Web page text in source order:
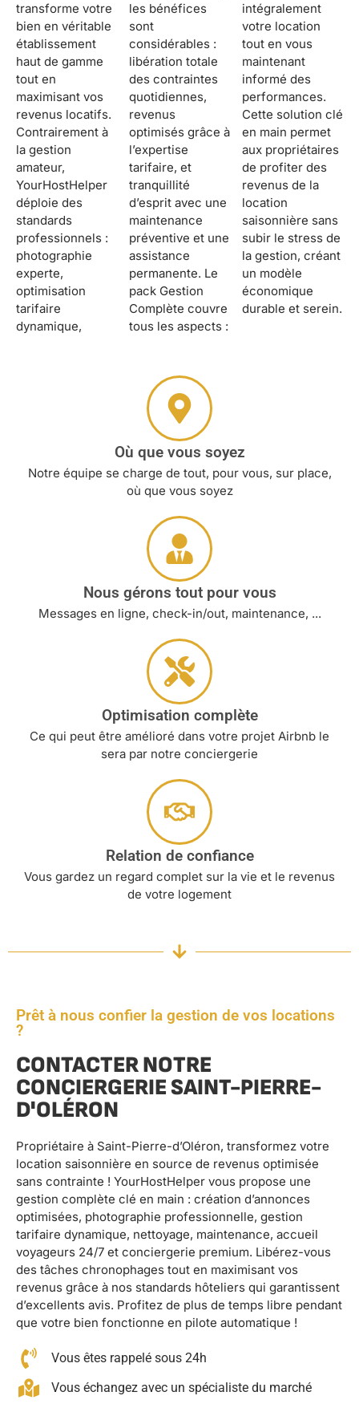
transforme votre
bien en véritable
établissement
haut de gamme
tout en
maximisant vos
revenus locatifs.
Contrairement à
la gestion
amateur,
YourHostHelper
déploie des
standards
professionnels :
photographie
experte,
optimisation
tarifaire
dynamique,
les bénéfices
sont
considérables :
libération totale
des contraintes
quotidiennes,
revenus
optimisés grâce à
l’expertise
tarifaire, et
tranquillité
d’esprit avec une
maintenance
préventive et une
assistance
permanente. Le
pack Gestion
Complète couvre
tous les aspects :
intégralement
votre location
tout en vous
maintenant
informé des
performances.
Cette solution clé
en main permet
aux propriétaires
de profiter des
revenus de la
location
saisonnière sans
subir le stress de
la gestion, créant
un modèle
économique
durable et serein.
Où que vous soyez
Notre équipe se charge de tout, pour vous, sur place,
où que vous soyez
Nous gérons tout pour vous
Messages en ligne, check-in/out, maintenance, ...
Optimisation complète
Ce qui peut être amélioré dans votre projet Airbnb le
sera par notre conciergerie
Relation de confiance
Vous gardez un regard complet sur la vie et le revenus
de votre logement
Prêt à nous confier la gestion de vos locations
?
CONTACTER NOTRE
CONCIERGERIE SAINT-PIERRE-
D'OLÉRON
Propriétaire à Saint-Pierre-d’Oléron, transformez votre
location saisonnière en source de revenus optimisée
sans contrainte ! YourHostHelper vous propose une
gestion complète clé en main : création d’annonces
optimisées, photographie professionnelle, gestion
tarifaire dynamique, nettoyage, maintenance, accueil
voyageurs 24/7 et conciergerie premium. Libérez-vous
des tâches chronophages tout en maximisant vos
revenus grâce à nos standards hôteliers qui garantissent
d’excellents avis. Profitez de plus de temps libre pendant
que votre bien fonctionne en pilote automatique !
Vous êtes rappelé sous 24h
Vous échangez avec un spécialiste du marché